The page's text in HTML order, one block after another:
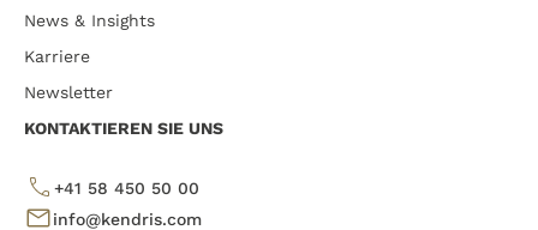
News & Insights
Karriere
Newsletter
KONTAKTIEREN SIE UNS
+41 58 450 50 00
info@kendris.com